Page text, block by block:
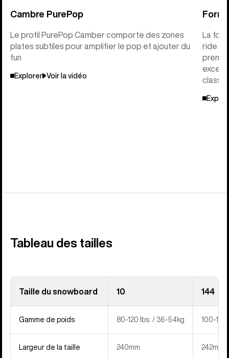
Cambre PurePop
Le profil PurePop Camber comporte des zones
plates subtiles pour amplifier le pop et ajouter du
fun
Explorer Voir la vidéo
La
ride
Tableau des tailles
Taille du snowboard 10 144
Gamme de poids 80-120 lbs. / 36-54kg 100-
Largeur de la taille 240mm 242mm